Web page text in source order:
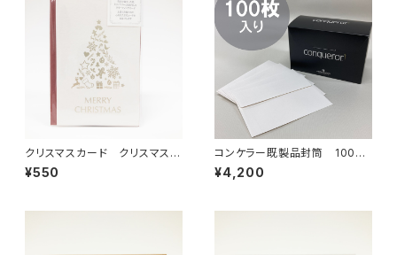
クリスマスカード クリスマスツ
リー
¥550
コンケラー既製品封筒 100枚
入り【C6サイズ】
¥4,200